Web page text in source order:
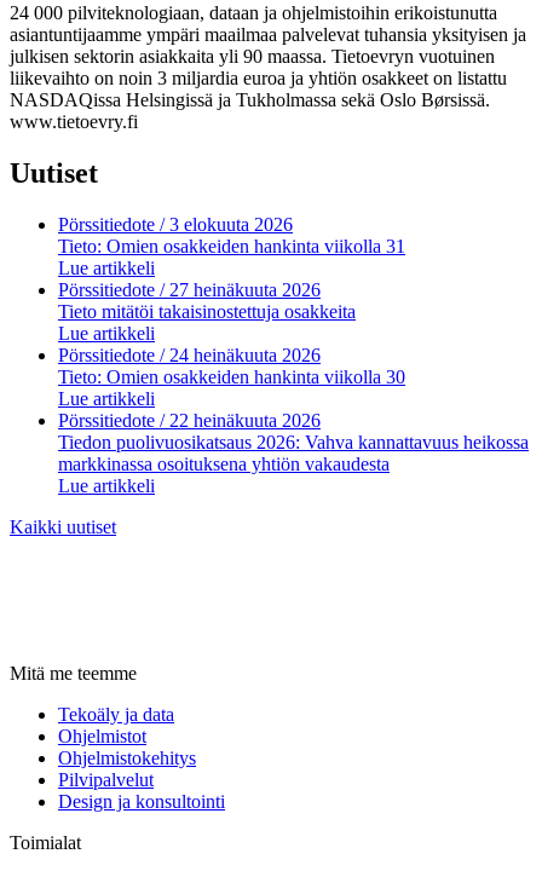
24 000 pilviteknologiaan, dataan ja ohjelmistoihin erikoistunutta
asiantuntijaamme ympäri maailmaa palvelevat tuhansia yksityisen ja
julkisen sektorin asiakkaita yli 90 maassa. Tietoevryn vuotuinen
liikevaihto on noin 3 miljardia euroa ja yhtiön osakkeet on listattu
NASDAQissa Helsingissä ja Tukholmassa sekä Oslo Børsissä.
www.tietoevry.fi
Uutiset
Pörssitiedote / 3 elokuuta 2026
Tieto: Omien osakkeiden hankinta viikolla 31
Lue artikkeli
Pörssitiedote / 27 heinäkuuta 2026
Tieto mitätöi takaisinostettuja osakkeita
Lue artikkeli
Pörssitiedote / 24 heinäkuuta 2026
Tieto: Omien osakkeiden hankinta viikolla 30
Lue artikkeli
Pörssitiedote / 22 heinäkuuta 2026
Tiedon puolivuosikatsaus 2026: Vahva kannattavuus heikossa
markkinassa osoituksena yhtiön vakaudesta
Lue artikkeli
Kaikki uutiset
Mitä me teemme
Tekoäly ja data
Ohjelmistot
Ohjelmistokehitys
Pilvipalvelut
Design ja konsultointi
Toimialat